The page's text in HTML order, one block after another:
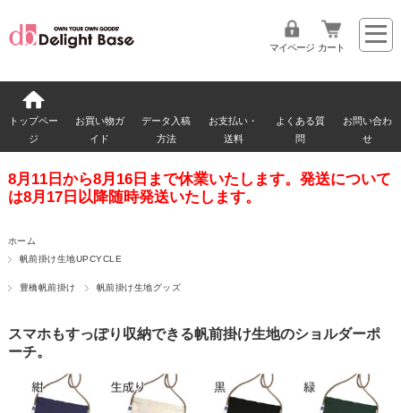
マイページ カート
トップペー
ジ
お買い物ガ
イド
データ入稿
方法
お支払い・
送料
よくある質
問
お問い合わ
せ
8月11日から8月16日まで休業いたします。発送について
は8月17日以降随時発送いたします。
ホーム
帆前掛け生地UPCYCLE
豊橋帆前掛け 帆前掛け生地グッズ
スマホもすっぽり収納できる帆前掛け生地のショルダーポ
ーチ。